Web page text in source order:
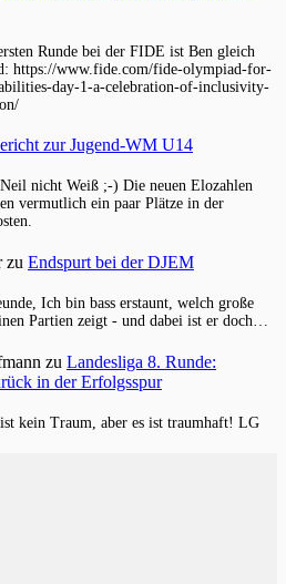
Runde bei der FIDE ist Ben gleich
https://www.fide.com/fide-olympiad-for-
day-1-a-celebration-of-inclusivity-
zur Jugend-WM U14
nicht Weiß ;-) Die neuen Elozahlen
vermutlich ein paar Plätze in der
zu Endspurt bei der DJEM
Ich bin bass erstaunt, welch große
Partien zeigt - und dabei ist er doch…
zu Landesliga 8. Runde:
in der Erfolgsspur
kein Traum, aber es ist traumhaft! LG